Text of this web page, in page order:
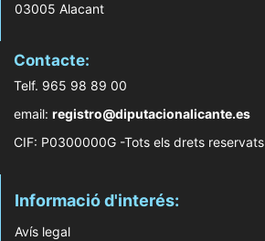
03005 Alacant
Contacte:
Telf. 965 98 89 00
email: registro@diputacionalicante.es
CIF: P0300000G -Tots els drets reservats
Informació d'interés:
Avís legal